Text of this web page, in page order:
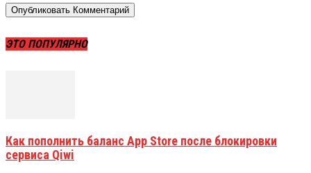
ЭТО ПОПУЛЯРНО
Как пополнить баланс App Store после блокировки
сервиса Qiwi